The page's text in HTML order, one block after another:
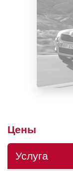
Цены
Услуга